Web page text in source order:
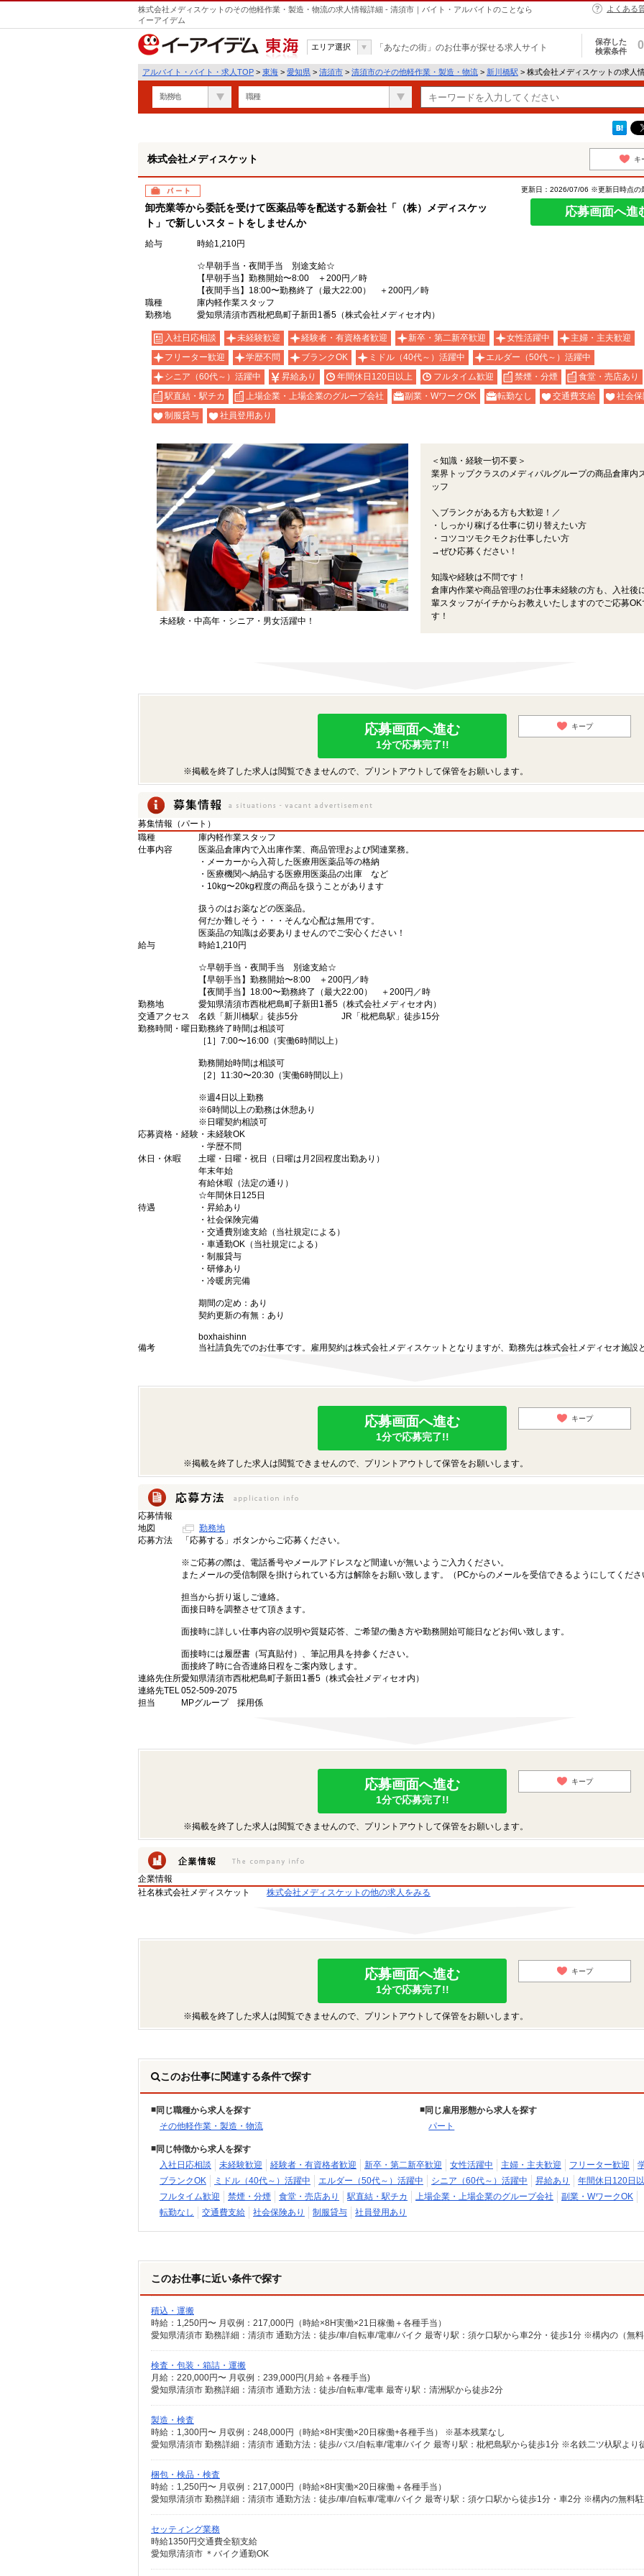
株式会社メディスケットのその他軽作業・製造・物流の求人情報詳細 - 清須市｜バイト・アルバイトのことなら
イーアイデム
よくある
東海
エリア選択 「あなたの街」のお仕事が探せる求人サイト
保存した
検索条件
0
アルバイト・バイト・求人TOP > 東海 > 愛知県 > 清須市 > 清須市のその他軽作業・製造・物流 > 新川橋駅 > 株式会社メディスケットの求人
勤務地 職種
株式会社メディスケット キ
パート
卸売業等から委託を受けて医薬品等を配送する新会社「（株）メディスケッ
ト」で新しいスタ－トをしませんか
更新日：2026/07/06 ※更新日時点の
応募画面へ進
給与 時給1,210円
☆早朝手当・夜間手当 別途支給☆
【早朝手当】勤務開始〜8:00 ＋200円／時
【夜間手当】18:00〜勤務終了（最大22:00） ＋200円／時
職種
庫内軽作業スタッフ
勤務地
愛知県清須市西枇杷島町子新田1番5（株式会社メディセオ内）
入社日応相談 未経験歓迎 経験者・有資格者歓迎 新卒・第二新卒歓迎 女性活躍中
主婦・主夫歓迎
フリーター歓迎
学歴不問 ブランクOK ミドル（40代～）活躍中
エルダー（50代～）活躍中
シニア（60代～）活躍中
昇給あり 年間休日120日以上 フルタイム歓迎 禁煙・分煙
食堂・売店あり
駅直結・駅チカ
上場企業・上場企業のグループ会社 副業・WワークOK 転勤なし 交通費支給
社会保
制服貸与
社員登用あり
未経験・中高年・シニア・男女活躍中！
＜知識・経験一切不要＞
業界トップクラスのメディパルグループの商品倉庫内
ッフ
＼ブランクがある方も大歓迎！／
・しっかり稼げる仕事に切り替えたい方
・コツコツモクモクお仕事したい方
→ぜひ応募ください！
知識や経験は不問です！
倉庫内作業や商品管理のお仕事未経験の方も、入社後
輩スタッフがイチからお教えいたしますのでご応募OK
す！
応募画面へ進む
1分で応募完了!!
キープ
※掲載を終了した求人は閲覧できませんので、プリントアウトして保管をお願いします。
募集情報（パート）
職種
庫内軽作業スタッフ
仕事内容
医薬品倉庫内で入出庫作業、商品管理および関連業務。
・メーカーから入荷した医療用医薬品等の格納
・医療機関へ納品する医療用医薬品の出庫 など
・10kg〜20kg程度の商品を扱うことがあります
扱うのはお薬などの医薬品。
何だか難しそう・・・そんな心配は無用です。
医薬品の知識は必要ありませんのでご安心ください！
給与
時給1,210円
☆早朝手当・夜間手当 別途支給☆
【早朝手当】勤務開始〜8:00 ＋200円／時
【夜間手当】18:00〜勤務終了（最大22:00） ＋200円／時
勤務地
愛知県清須市西枇杷島町子新田1番5（株式会社メディセオ内）
交通アクセス
名鉄「新川橋駅」徒歩5分 JR「枇杷島駅」徒歩15分
勤務時間・曜日 勤務終了時間は相談可
［1］7:00〜16:00（実働6時間以上）
勤務開始時間は相談可
［2］11:30〜20:30（実働6時間以上）
※週4日以上勤務
※6時間以上の勤務は休憩あり
※日曜契約相談可
応募資格・経験 ・未経験OK
・学歴不問
休日・休暇
土曜・日曜・祝日（日曜は月2回程度出勤あり）
年末年始
有給休暇（法定の通り）
☆年間休日125日
待遇
・昇給あり
・社会保険完備
・交通費別途支給（当社規定による）
・車通勤OK（当社規定による）
・制服貸与
・研修あり
・冷暖房完備
期間の定め：あり
契約更新の有無：あり
boxhaishinn
備考
当社請負先でのお仕事です。雇用契約は株式会社メディスケットとなりますが、勤務先は株式会社メディセオ施設
応募画面へ進む
1分で応募完了!!
キープ
※掲載を終了した求人は閲覧できませんので、プリントアウトして保管をお願いします。
応募情報
地図
勤務地
応募方法
「応募する」ボタンからご応募ください。
※ご応募の際は、電話番号やメールアドレスなど間違いが無いようご入力ください。
またメールの受信制限を掛けられている方は解除をお願い致します。（PCからのメールを受信できるようにしてくださ
担当から折り返しご連絡。
面接日時を調整させて頂きます。
面接時に詳しい仕事内容の説明や質疑応答、ご希望の働き方や勤務開始可能日などお伺い致します。
面接時には履歴書（写真貼付）、筆記用具を持参ください。
面接終了時に合否連絡日程をご案内致します。
連絡先住所愛知県清須市西枇杷島町子新田1番5（株式会社メディセオ内）
連絡先TEL052-509-2075
担当
MPグループ 採用係
応募画面へ進む
1分で応募完了!!
キープ
※掲載を終了した求人は閲覧できませんので、プリントアウトして保管をお願いします。
企業情報
社名株式会社メディスケット 株式会社メディスケットの他の求人をみる
応募画面へ進む
1分で応募完了!!
キープ
※掲載を終了した求人は閲覧できませんので、プリントアウトして保管をお願いします。
このお仕事に関連する条件で探す
同じ職種から求人を探す
その他軽作業・製造・物流
同じ雇用形態から求人を探す
パート
同じ特徴から求人を探す
入社日応相談
未経験歓迎 経験者・有資格者歓迎 新卒・第二新卒歓迎 女性活躍中 主婦・主夫歓迎 フリーター歓迎
ブランクOK
ミドル（40代～）活躍中 エルダー（50代～）活躍中 シニア（60代～）活躍中 昇給あり
年間休日120日
フルタイム歓迎
禁煙・分煙 食堂・売店あり 駅直結・駅チカ 上場企業・上場企業のグループ会社
副業・WワークOK
転勤なし
交通費支給 社会保険あり 制服貸与 社員登用あり
このお仕事に近い条件で探す
積込・運搬
時給：1,250円〜 月収例：217,000円（時給×8H実働×21日稼働＋各種手当）
検査・包装・箱詰・運搬
月給：220,000円〜 月収例：239,000円(月給＋各種手当)
愛知県清須市 勤務詳細：清須市 通勤方法：徒歩/自転車/電車 最寄り駅：清洲駅から徒歩2分
製造・検査
時給：1,300円〜 月収例：248,000円（時給×8H実働×20日稼働+各種手当） ※基本残業なし
愛知県清須市 勤務詳細：清須市 通勤方法：徒歩/バス/自転車/電車/バイク 最寄り駅：枇杷島駅から徒歩1分 ※名鉄二ツ杁駅より
梱包・検品・検査
時給：1,250円〜 月収例：217,000円（時給×8H実働×20日稼働＋各種手当）
セッティング業務
時給1350円交通費全額支給
愛知県清須市 ＊バイク通勤OK